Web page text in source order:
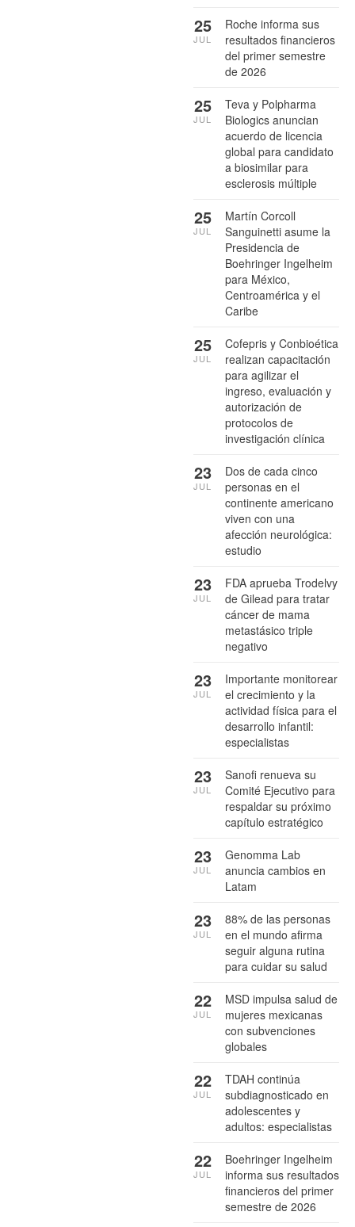
Roche informa sus
resultados financieros
del primer semestre
de 2026
25
JUL
Teva y Polpharma
Biologics anuncian
acuerdo de licencia
global para candidato
a biosimilar para
esclerosis múltiple
25
JUL
Martín Corcoll
Sanguinetti asume la
Presidencia de
Boehringer Ingelheim
para México,
Centroamérica y el
Caribe
25
JUL
Cofepris y Conbioética
realizan capacitación
para agilizar el
ingreso, evaluación y
autorización de
protocolos de
investigación clínica
25
JUL
Dos de cada cinco
personas en el
continente americano
viven con una
afección neurológica:
estudio
23
JUL
FDA aprueba Trodelvy
de Gilead para tratar
cáncer de mama
metastásico triple
negativo
23
JUL
Importante monitorear
el crecimiento y la
actividad física para el
desarrollo infantil:
especialistas
23
JUL
Sanofi renueva su
Comité Ejecutivo para
respaldar su próximo
capítulo estratégico
23
JUL
Genomma Lab
anuncia cambios en
Latam
23
JUL
88% de las personas
en el mundo afirma
seguir alguna rutina
para cuidar su salud
23
JUL
MSD impulsa salud de
mujeres mexicanas
con subvenciones
globales
22
JUL
TDAH continúa
subdiagnosticado en
adolescentes y
adultos: especialistas
22
JUL
Boehringer Ingelheim
informa sus resultados
financieros del primer
semestre de 2026
22
JUL